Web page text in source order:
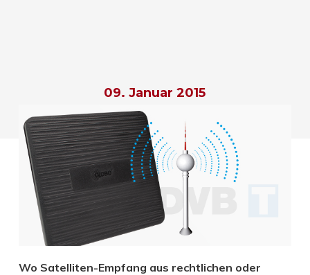
09. Januar 2015
Wo Satelliten-Empfang aus rechtlichen oder